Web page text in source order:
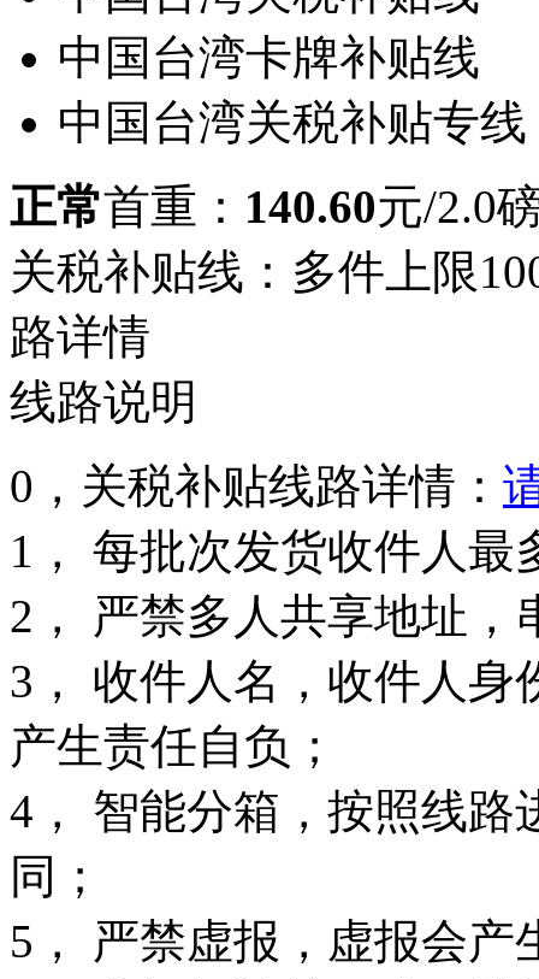
中国台湾卡牌补贴线
中国台湾关税补贴专线
正常首重： 140.60元/2.0
关税补贴线：多件上限
路详情
线路说明
0，关税补贴线路详情：
1， 每批次发货收件人最
2， 严禁多人共享地址
3， 收件人名，收件人身
产生责任自负；
4， 智能分箱，按照线路
同；
5， 严禁虚报，虚报会产